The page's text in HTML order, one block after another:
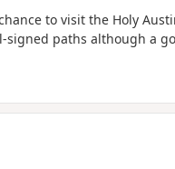
to visit the Holy
signed paths although a